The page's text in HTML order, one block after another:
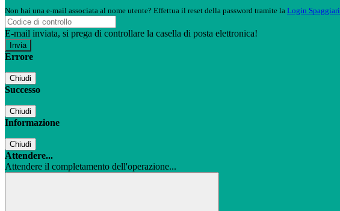
Non hai una e-mail associata al nome utente? Effettua il reset della password tramite la Login Spaggiari
E-mail inviata, si prega di controllare la casella di posta elettronica!
Errore
Chiudi
Successo
Chiudi
Informazione
Chiudi
Attendere...
Attendere il completamento dell'operazione...